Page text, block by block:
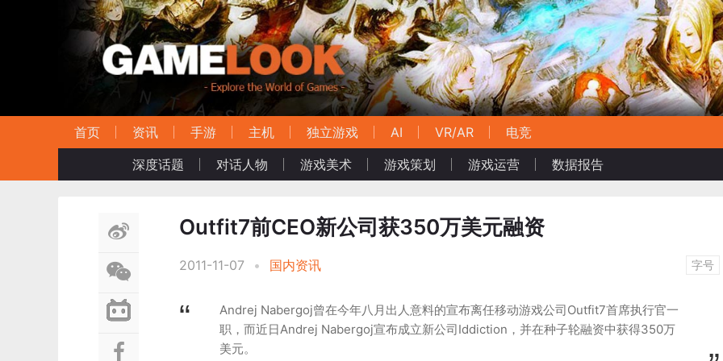
首页 资讯 手游 主机 独立游戏 AI VR/AR
电竞
深度话题
对话人物 游戏美术 游戏策划 游戏运营 数据报告
Outfit7前CEO新公司获350万美元融资
2011-11-07 • 国内资讯 字号
Andrej Nabergoj曾在今年八月出人意料的宣布离任移动游戏公司Outfit7首席执行官一
职，而近日Andrej Nabergoj宣布成立新公司Iddiction，并在种子轮融资中获得350万
美元。